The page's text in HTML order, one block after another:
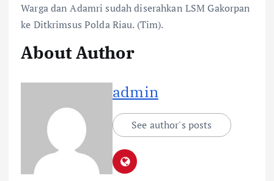
Warga dan Adamri sudah diserahkan LSM Gakorpan
ke Ditkrimsus Polda Riau. (Tim).
About Author
admin
See author's posts